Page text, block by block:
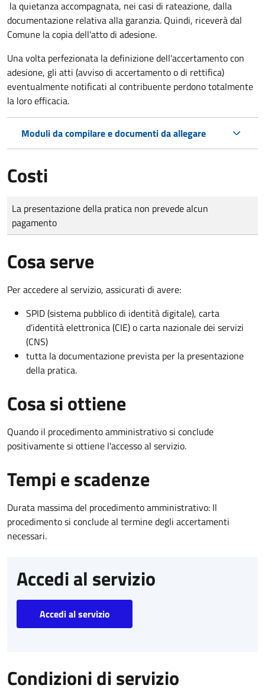
la quietanza accompagnata, nei casi di rateazione, dalla
documentazione relativa alla garanzia. Quindi, riceverà dal
Comune la copia dell'atto di adesione.
Una volta perfezionata la definizione dell'accertamento con
adesione, gli atti (avviso di accertamento o di rettifica)
eventualmente notificati al contribuente perdono totalmente
la loro efficacia.
Moduli da compilare e documenti da allegare
Costi
Tipo di pagamento
Importo
La presentazione della pratica non prevede alcun
pagamento
Cosa serve
Per accedere al servizio, assicurati di avere:
SPID (sistema pubblico di identità digitale), carta
d’identità elettronica (CIE) o carta nazionale dei servizi
(CNS)
tutta la documentazione prevista per la presentazione
della pratica.
Cosa si ottiene
Quando il procedimento amministrativo si conclude
positivamente si ottiene l'accesso al servizio.
Tempi e scadenze
Durata massima del procedimento amministrativo: Il
procedimento si conclude al termine degli accertamenti
necessari.
Accedi al servizio
Accedi al servizio
Condizioni di servizio